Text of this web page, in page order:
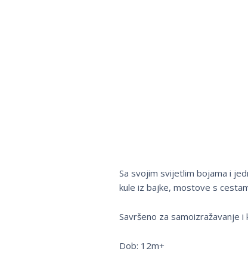
Sa svojim svijetlim bojama i
kule iz bajke, mostove s
Savršeno za samoizražavanje i
Dob: 12m+